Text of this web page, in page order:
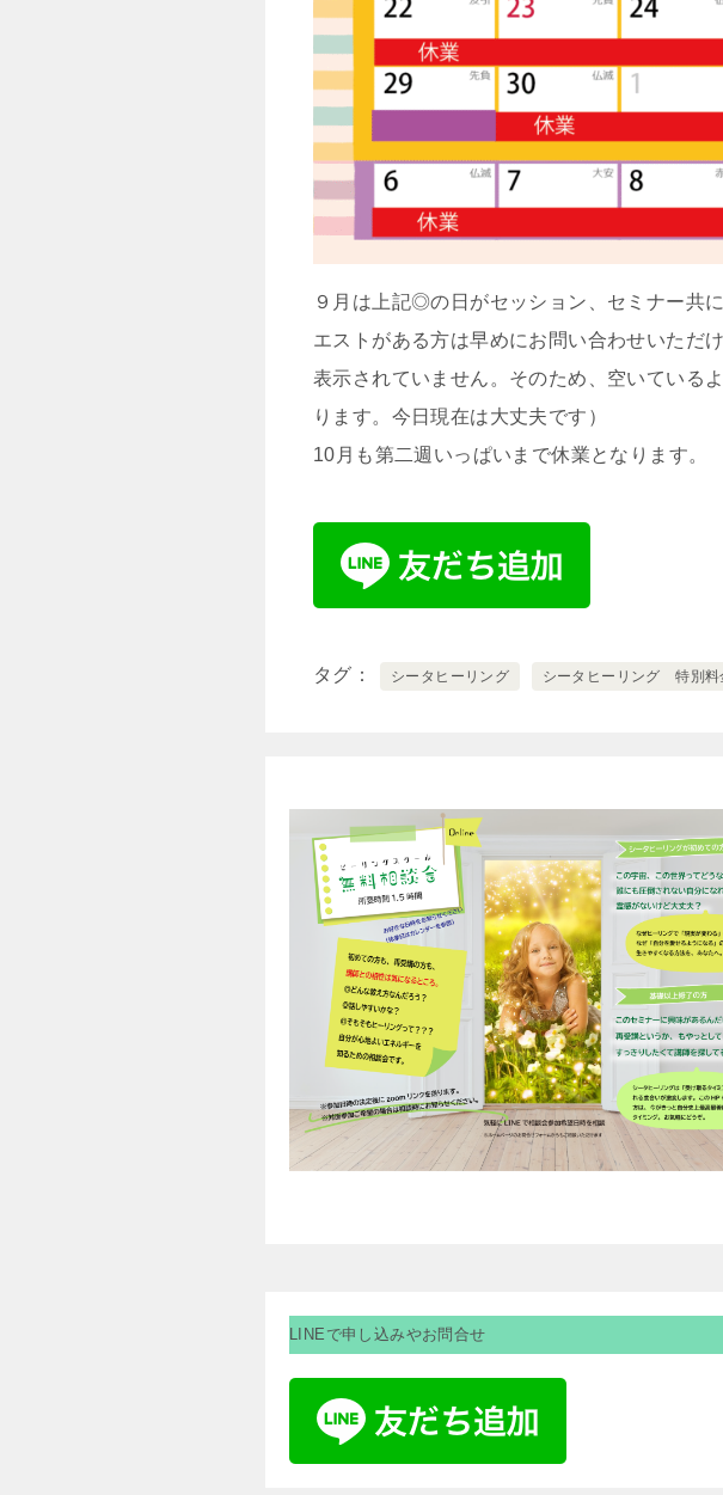
９月は上記◎の日がセッション、セミナー共
エストがある方は早めにお問い合わせいただ
表示されていません。そのため、空いている
ります。今日現在は大丈夫です）
10月も第二週いっぱいまで休業となります。
タグ シータヒーリング シータヒーリング 特別料
LINEで申し込みやお問合せ